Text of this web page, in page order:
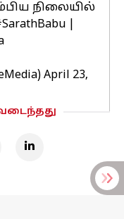
நிலையில்
April 23,